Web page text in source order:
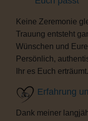
Keine Zeremonie
Trauung entsteht
Wünschen und
Persönlich,
Ihr es Euch erträumt.
Erfahrung
Dank meiner